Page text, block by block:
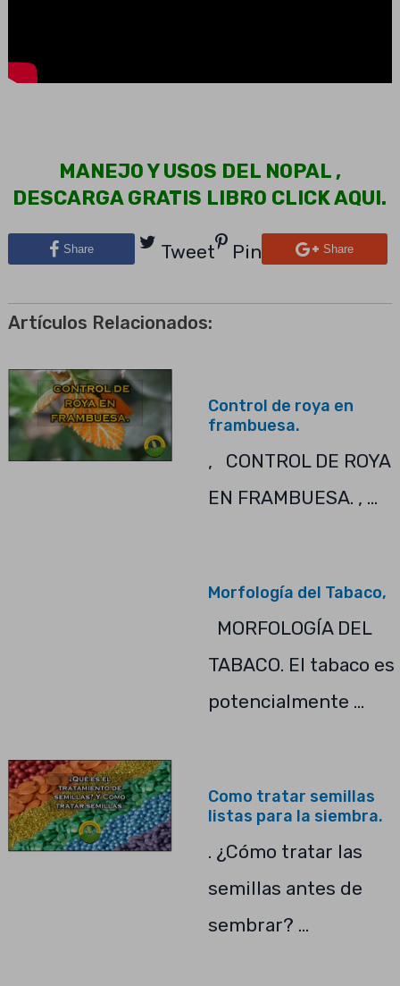
MANEJO Y USOS DEL NOPAL ,
DESCARGA GRATIS LIBRO CLICK AQUI.
Share Tweet Pin Share
Artículos Relacionados:
Control de roya en
frambuesa.
, CONTROL DE ROYA
EN FRAMBUESA. , …
Morfología del Tabaco,
MORFOLOGÍA DEL
TABACO. El tabaco es
potencialmente …
Como tratar semillas
listas para la siembra.
. ¿Cómo tratar las
semillas antes de
sembrar? …